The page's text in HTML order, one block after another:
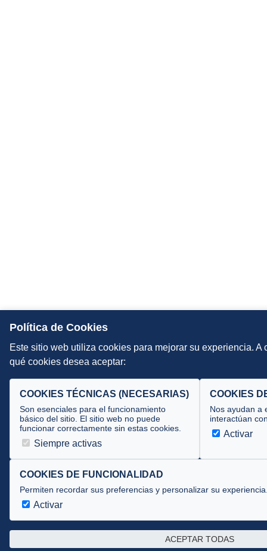
Política de Cookies
Este sitio web utiliza cookies para mejorar su experiencia.
qué cookies desea aceptar:
COOKIES TÉCNICAS (NECESARIAS)
Son esenciales para el funcionamiento
básico del sitio. El sitio web no puede
funcionar correctamente sin estas cookies.
Siempre activas
COOKIES
Nos ayudan a
interactúan
Activar
COOKIES DE FUNCIONALIDAD
Permiten recordar sus preferencias y personalizar su
Activar
ACEPTAR TODAS